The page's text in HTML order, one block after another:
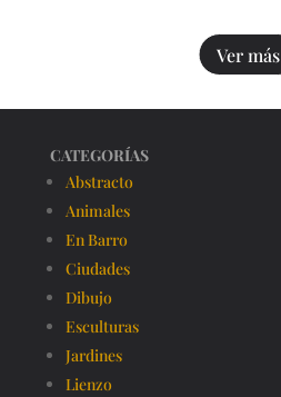
Ver más
CATEGORÍAS
Abstracto
Animales
En Barro
Ciudades
Dibujo
Esculturas
Jardines
Lienzo